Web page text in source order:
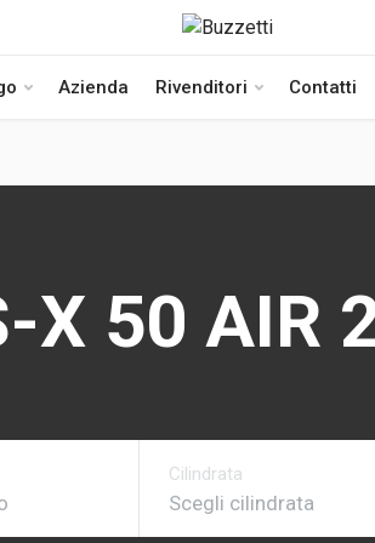
Azienda Rivenditori Contatti
X 50 AIR